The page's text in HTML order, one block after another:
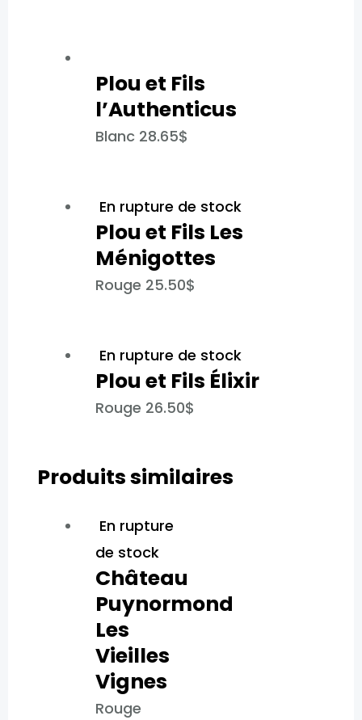
Plou et Fils
l’Authenticus​
Blanc 28.65$
En rupture de stock
Plou et Fils Les
Ménigotte​s
Rouge 25.50$
En rupture de stock
Plou et Fils Élixir​
Rouge 26.50$
Produits similaires
En rupture
de stock
Château
Puynormond
Les
Vieilles
Vignes
Rouge